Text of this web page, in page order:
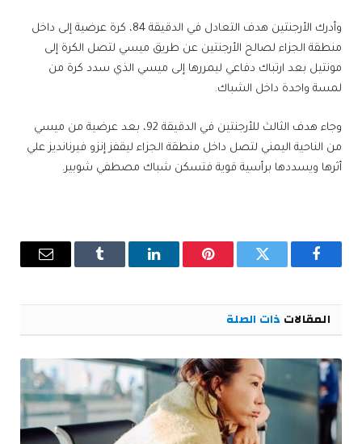
وأدرك الأرجنتين هدف التعادل في الدقيقة 84، كرة عرضية إلى داخل
منطقة الجزاء لصالح الأرجنتين عن طريق ميسي لتصل الكرة إلى
مونتيل بعد ارتباك دفاعي ليمررها إلى ميسي الذي سدد كرة من
لمسة واحدة داخل الشباك.
وجاء هدف الثالث للأرجنتين في الدقيقة 92، بعد عرضية من ميسي
من الناحية اليمني لتصل داخل منطقة الجزاء ليقفز إنزو فيرنانديز علي
أثرها ويسددها برأسية قوية فتسكن شباك مصطفي شوبير.
فيسبوك تويتر بينتيريستلينكدإن Tumblr
البريد
المقالات ذات الصلة